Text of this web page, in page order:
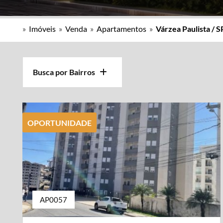
» Imóveis » Venda » Apartamentos » Várzea Paulista /
Busca por Bairros
OPORTUNIDADE
AP0057